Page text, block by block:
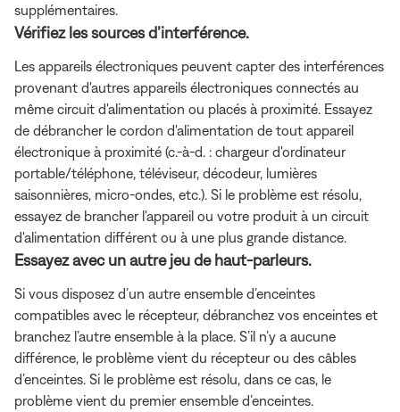
supplémentaires.
Vérifiez les sources d’interférence.
Les appareils électroniques peuvent capter des interférences
provenant d'autres appareils électroniques connectés au
même circuit d'alimentation ou placés à proximité. Essayez
de débrancher le cordon d'alimentation de tout appareil
électronique à proximité (c.-à-d. : chargeur d'ordinateur
portable/téléphone, téléviseur, décodeur, lumières
saisonnières, micro-ondes, etc.). Si le problème est résolu,
essayez de brancher l'appareil ou votre produit à un circuit
d'alimentation différent ou à une plus grande distance.
Essayez avec un autre jeu de haut-parleurs.
Si vous disposez d’un autre ensemble d’enceintes
compatibles avec le récepteur, débranchez vos enceintes et
branchez l’autre ensemble à la place. S’il n’y a aucune
différence, le problème vient du récepteur ou des câbles
d’enceintes. Si le problème est résolu, dans ce cas, le
problème vient du premier ensemble d’enceintes.